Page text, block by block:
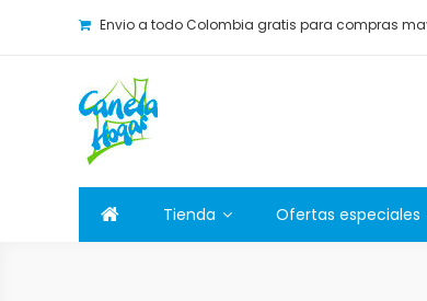
Envio a todo Colombia gratis para compras
Canela Hogar
Tienda
Ofertas especiales